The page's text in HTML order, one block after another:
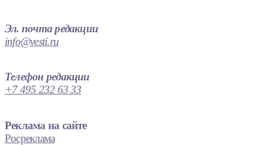
Эл. почта редакции
info@vesti.ru
Телефон редакции
+7 495 232 63 33
Реклама на сайте
Росреклама